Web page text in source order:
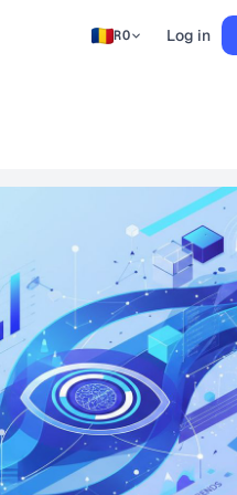
RO Log in